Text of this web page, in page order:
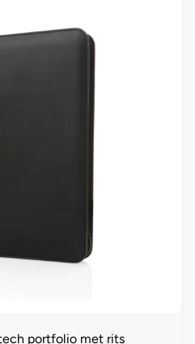
portfolio met rits